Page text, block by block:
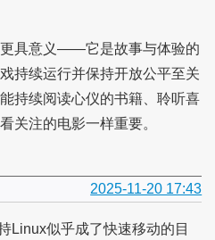
具意义——它是故事与体验的
持续运行并保持开放公平至关
持续阅读心仪的书籍、聆听喜
关注的电影一样重要。
2025-11-20 17:43
Linux似乎成了快速移动的目